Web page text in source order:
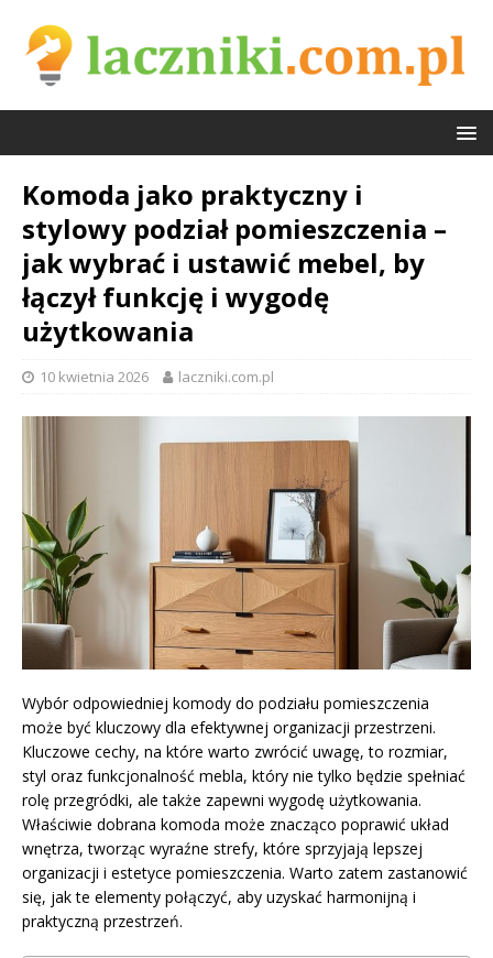
Komoda jako praktyczny i
stylowy podział pomieszczenia –
jak wybrać i ustawić mebel, by
łączył funkcję i wygodę
użytkowania
10 kwietnia 2026 laczniki.com.pl
Wybór odpowiedniej komody do podziału pomieszczenia
może być kluczowy dla efektywnej organizacji przestrzeni.
Kluczowe cechy, na które warto zwrócić uwagę, to rozmiar,
styl oraz funkcjonalność mebla, który nie tylko będzie spełniać
rolę przegródki, ale także zapewni wygodę użytkowania.
Właściwie dobrana komoda może znacząco poprawić układ
wnętrza, tworząc wyraźne strefy, które sprzyjają lepszej
organizacji i estetyce pomieszczenia. Warto zatem zastanowić
się, jak te elementy połączyć, aby uzyskać harmonijną i
praktyczną przestrzeń.